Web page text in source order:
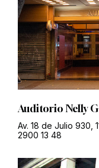
Auditorio Nelly
Av. 18 de Julio 930,
2900 13 48